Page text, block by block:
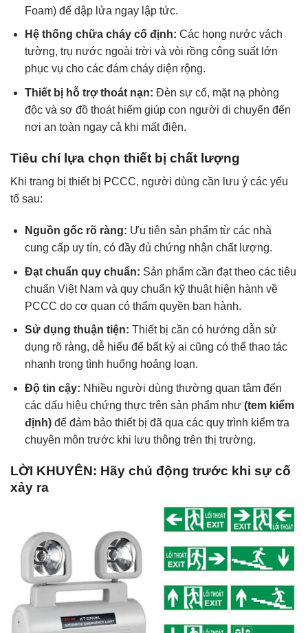
Foam) để dập lửa ngay lập tức.
Hệ thống chữa cháy cố định: Các họng nước vách
tường, trụ nước ngoài trời và vòi rồng công suất lớn
phục vụ cho các đám cháy diện rộng.
Thiết bị hỗ trợ thoát nạn: Đèn sự cố, mặt nạ phòng
độc và sơ đồ thoát hiểm giúp con người di chuyển đến
nơi an toàn ngay cả khi mất điện.
Tiêu chí lựa chọn thiết bị chất lượng
Khi trang bị thiết bị PCCC, người dùng cần lưu ý các yếu
tố sau:
Nguồn gốc rõ ràng: Ưu tiên sản phẩm từ các nhà
cung cấp uy tín, có đầy đủ chứng nhận chất lượng.
Đạt chuẩn quy chuẩn: Sản phẩm cần đạt theo các tiêu
chuẩn Việt Nam và quy chuẩn kỹ thuật hiện hành về
PCCC do cơ quan có thẩm quyền ban hành.
Sử dụng thuận tiện: Thiết bị cần có hướng dẫn sử
dụng rõ ràng, dễ hiểu để bất kỳ ai cũng có thể thao tác
nhanh trong tình huống hoảng loạn.
Độ tin cậy: Nhiều người dùng thường quan tâm đến
các dấu hiệu chứng thực trên sản phẩm như (tem kiểm
định)để đảm bảo thiết bị đã qua các quy trình kiểm tra
chuyên môn trước khi lưu thông trên thị trường.
LỜI KHUYÊN: Hãy chủ động trước khi sự cố
xảy ra